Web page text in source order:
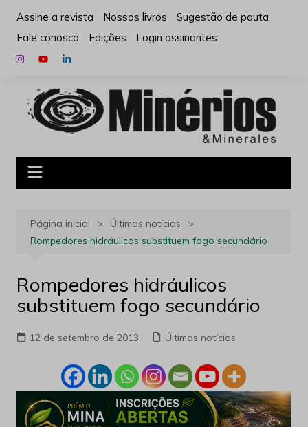
para
conteúdo
Assine a revista Nossos livros
Sugestão de pauta
Fale conosco
Edições Login assinantes
Página inicial
Últimas notícias
Rompedores hidráulicos substituem fogo secundário
Rompedores hidráulicos
substituem fogo secundário
12 de setembro de 2013 Últimas notícias